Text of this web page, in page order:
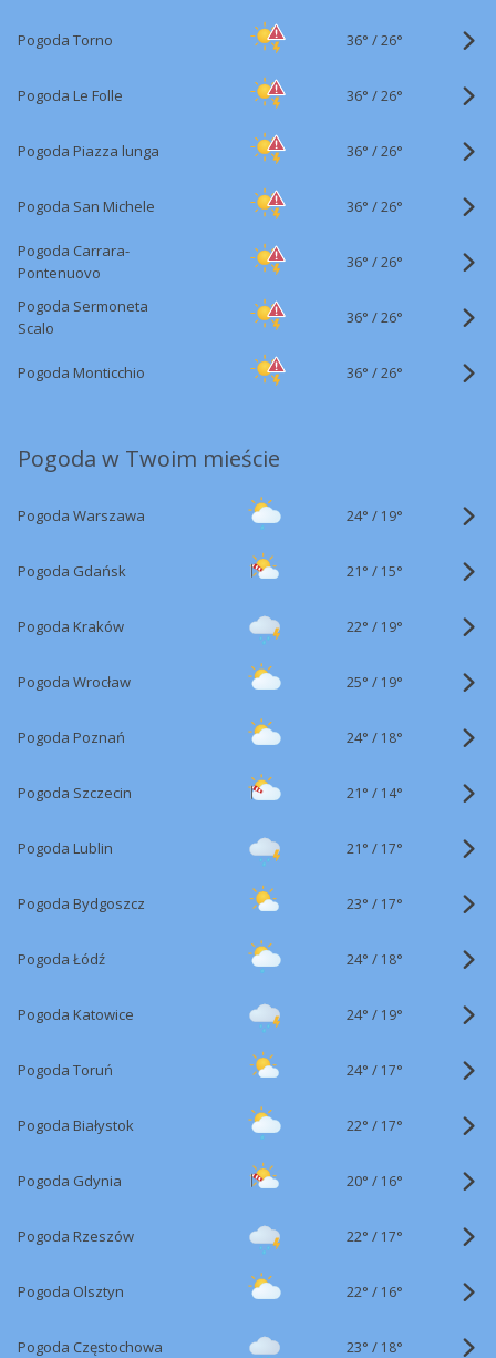
Pogoda Torno 36° /26°
Pogoda Le Folle 36° /26°
Pogoda Piazza lunga 36° /26°
Pogoda San Michele 36° /26°
Pogoda Carrara-
Pontenuovo
36° /26°
Pogoda Sermoneta
Scalo
36° /26°
Pogoda Monticchio 36° /26°
Pogoda w Twoim mieście
Pogoda Warszawa 24° / 19°
Pogoda Gdańsk 21° / 15°
Pogoda Kraków 22° / 19°
Pogoda Wrocław 25° / 19°
Pogoda Poznań 24° / 18°
Pogoda Szczecin 21° / 14°
Pogoda Lublin 21° / 17°
Pogoda Bydgoszcz 23° / 17°
Pogoda Łódź 24° / 18°
Pogoda Katowice 24° / 19°
Pogoda Toruń 24° / 17°
Pogoda Białystok 22° / 17°
Pogoda Gdynia 20° / 16°
Pogoda Rzeszów 22° / 17°
Pogoda Olsztyn 22° / 16°
Pogoda Częstochowa 23° / 18°